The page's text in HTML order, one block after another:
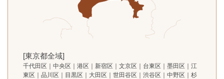
[東京都全域]
千代田区｜中央区｜港区｜新宿区｜文京区｜台東区｜墨田区｜江
東区｜品川区｜目黒区｜大田区｜世田谷区｜渋谷区｜中野区｜杉